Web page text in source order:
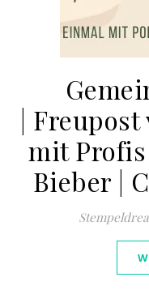
| Freupost
mit
Bieber |